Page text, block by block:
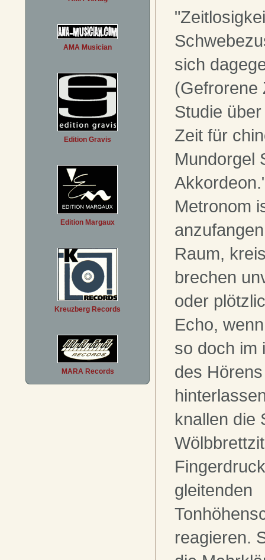
AMA Musician
Edition Gravis
Edition Margaux
Kreuzberg Records
MARA Records
sich
(Gefrorene
Studie
Zeit für
Mundorgel
Metronom
Raum,
brechen
oder
Echo,
so doch im
des
knallen die
gleitenden
reagieren.